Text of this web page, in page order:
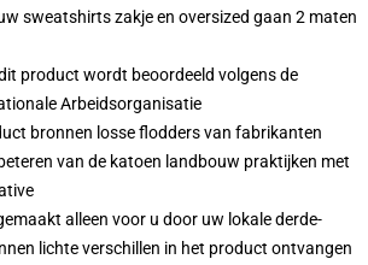
sweatshirts zakje en oversized gaan 2 maten
product wordt beoordeeld volgens de
Arbeidsorganisatie
bronnen losse flodders van fabrikanten
van de katoen landbouw praktijken met
alleen voor u door uw lokale derde-
lichte verschillen in het product ontvangen